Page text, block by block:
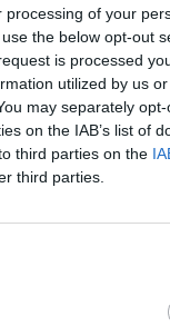
of your
the below opt-out
is processed
utilized by us
may separately
on the IAB’s list of
third parties on the
third parties.
για την
σταθμός